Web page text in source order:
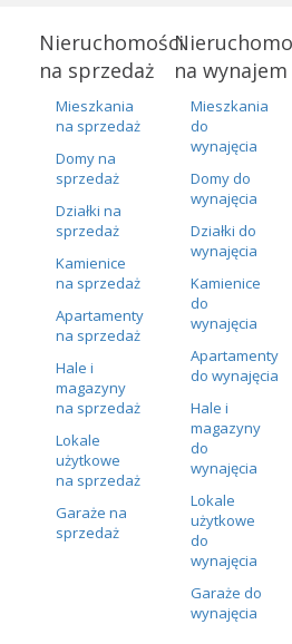
Nieruchomości
na sprzedaż
Mieszkania
na sprzedaż
Domy na
sprzedaż
Działki na
sprzedaż
Kamienice
na sprzedaż
Apartamenty
na sprzedaż
Hale i
magazyny
na sprzedaż
Lokale
użytkowe
na sprzedaż
Garaże na
sprzedaż
na wynajem
Mieszkania
do
wynajęcia
Domy do
wynajęcia
Działki do
wynajęcia
Kamienice
do
wynajęcia
Apartamenty
do wynajęcia
Hale i
magazyny
do
wynajęcia
Lokale
użytkowe
do
wynajęcia
Garaże do
wynajęcia